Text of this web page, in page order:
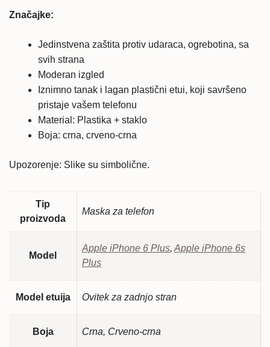
Značajke:
Jedinstvena zaštita protiv udaraca, ogrebotina, sa
svih strana
Moderan izgled
Iznimno tanak i lagan plastični etui, koji savršeno
pristaje vašem telefonu
Material: Plastika + staklo
Boja: crna, crveno-crna
Upozorenje: Slike su simbolične.
Tip
proizvoda
Maska za telefon
Model
Apple iPhone 6 Plus, Apple iPhone 6s
Plus
Model etuija Ovitek za zadnjo stran
Boja Crna, Crveno-crna